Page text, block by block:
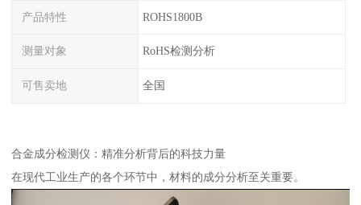
产品特性 ROHS1800B
测量对象 RoHS检测分析
可售卖地 全国
合金成分检测仪：精准分析背后的科技力量
在现代工业生产的各个环节中，材料的成分分析至关重要。